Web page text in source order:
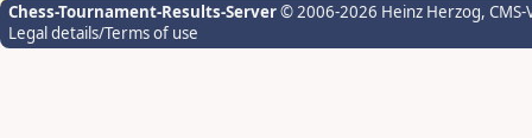
Chess-Tournament-Results-Server© 2006-2026 Heinz Herzog,
Legal details/Terms of use